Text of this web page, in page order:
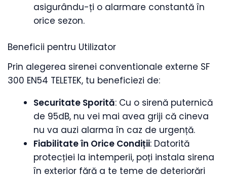
asigurându-ți o alarmare constantă în
orice sezon.
Beneficii pentru Utilizator
Prin alegerea sirenei conventionale externe SF
300 EN54 TELETEK, tu beneficiezi de:
Securitate Sporită: Cu o sirenă puternică
de 95dB, nu vei mai avea griji că cineva
nu va auzi alarma în caz de urgență.
Fiabilitate în Orice Condiții: Datorită
protecției la intemperii, poți instala sirena
în exterior fără a te teme de deteriorări